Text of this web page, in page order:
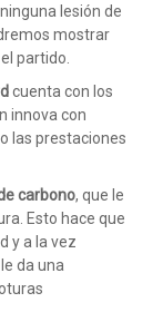
lesión de
mostrar
partido.
cuenta con los
innova con
las prestaciones
carbono, que le
Esto hace que
y a la vez
da una